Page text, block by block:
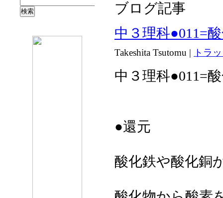
ブログ記事
中３理科●011=
Takeshita Tsutomu | トラ
中３理科●011=
●還元
酸化鉄や酸化銅